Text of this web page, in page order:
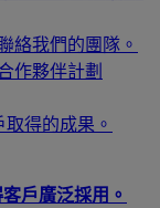
絡我們的團隊。
作夥伴計劃
取得的成果。
戶廣泛採用。